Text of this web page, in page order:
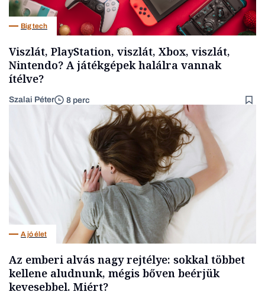
Big tech
Viszlát, PlayStation, viszlát, Xbox, viszlát,
Nintendo? A játékgépek halálra vannak
ítélve?
Szalai Péter 8 perc
A jó élet
Az emberi alvás nagy rejtélye: sokkal többet
kellene aludnunk, mégis bőven beérjük
kevesebbel. Miért?